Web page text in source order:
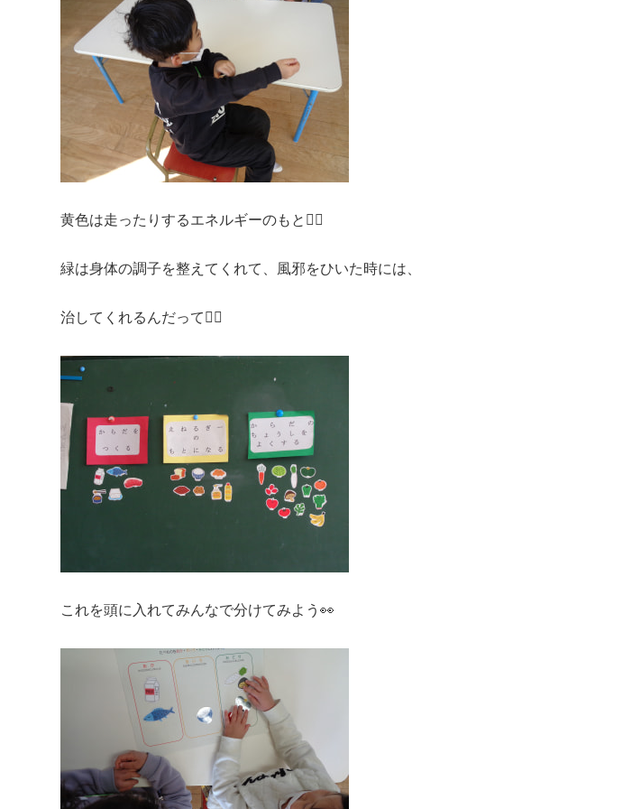
黄色は走ったりするエネルギーのもと🏃‍♀️
緑は身体の調子を整えてくれて、風邪をひいた時には、
治してくれるんだって👩‍⚕️
これを頭に入れてみんなで分けてみよう👀